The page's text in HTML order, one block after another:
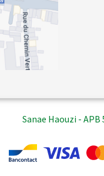
Sanae Haouzi - APB